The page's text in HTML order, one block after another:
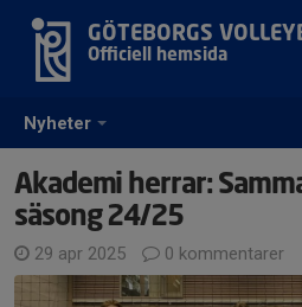
Nyheter
GÖTEBORGS
Officiell hemsida
Akademi herrar:
säsong 24/25
29 apr 2025 0 kommentarer